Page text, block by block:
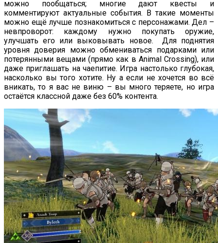
можно пообщаться; многие дают квесты и
комментируют актуальные события. В такие моменты
можно ещё лучше познакомиться с персонажами. Дел –
невпроворот: каждому нужно покупать оружие,
улучшать его или выковывать новое. Для поднятия
уровня доверия можно обмениваться подарками или
потерянными вещами (прямо как в Animal Crossing), или
даже приглашать на чаепитие. Игра настолько глубокая,
насколько вы того хотите. Ну а если не хочется во всё
вникать, то я вас не виню – вы много теряете, но игра
остаётся классной даже без 60% контента.